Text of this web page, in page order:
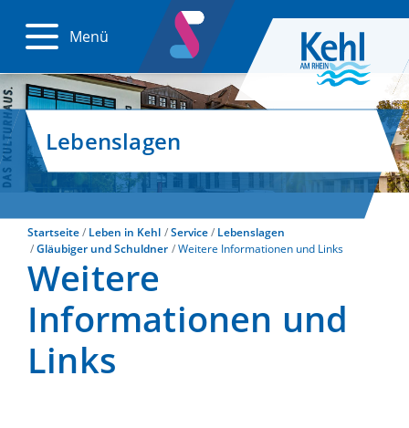
Menü
Lebenslagen
Startseite Leben in Kehl Service
Lebenslagen
Gläubiger und Schuldner
Weitere Informationen und Links
Weitere
Informationen und
Links